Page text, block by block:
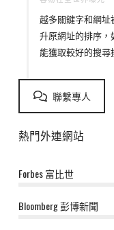
越多關鍵字和網址
升原網址的排序，
能獲取較好的搜尋
聯繫專人
熱門外連網站
Forbes 富比世
Bloomberg 彭博新聞